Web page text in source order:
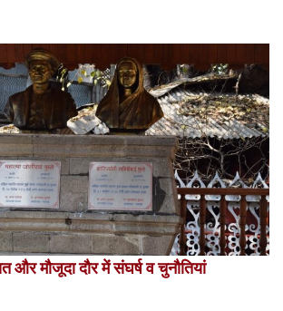
और मौजूदा दौर में संघर्ष व चुनौतियां